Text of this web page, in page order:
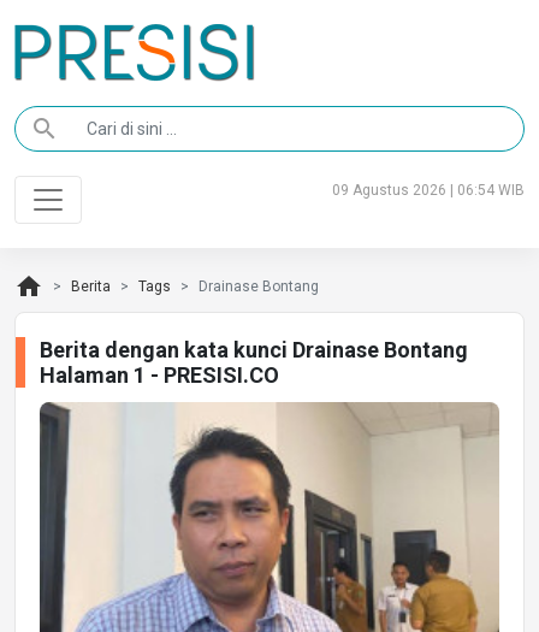
search
09 Agustus 2026 | 06:54 WIB
home Berita Tags Drainase Bontang
Berita dengan kata kunci Drainase Bontang
Halaman 1 - PRESISI.CO